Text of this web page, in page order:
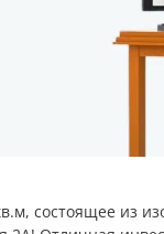
состоящее из